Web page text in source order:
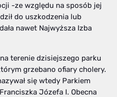
-ze względu na sposób jej
do uszkodzenia lub
nawet Najwyższa Izba
terenie dzisiejszego parku
grzebano ofiary cholery.
się wtedy Parkiem
Józefa I. Obecna